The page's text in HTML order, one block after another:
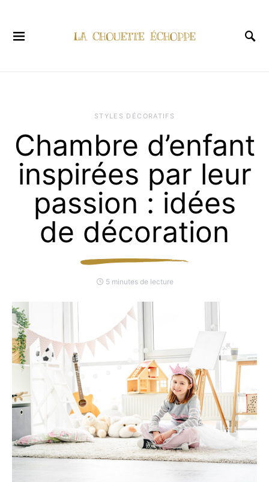
STYLES DÉCORATIFS
Chambre d’enfant
inspirées par leur
passion : idées
de décoration
5 minutes de lecture